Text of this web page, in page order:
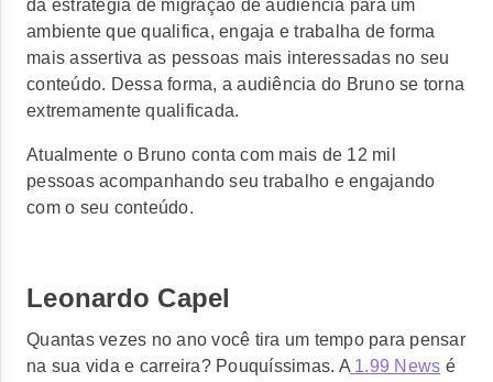
da estratégia de migração de audiência para um
ambiente que qualifica, engaja e trabalha de forma
mais assertiva as pessoas mais interessadas no seu
conteúdo. Dessa forma, a audiência do Bruno se torna
extremamente qualificada.
Atualmente o Bruno conta com mais de 12 mil
pessoas acompanhando seu trabalho e engajando
com o seu conteúdo.
Leonardo Capel
Quantas vezes no ano você tira um tempo para pensar
na sua vida e carreira? Pouquíssimas. A1.99 News é